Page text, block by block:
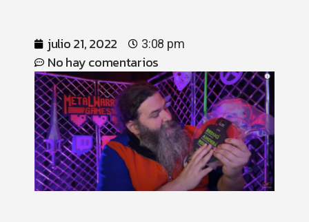
julio 21, 2022 3:08 pm
No hay comentarios